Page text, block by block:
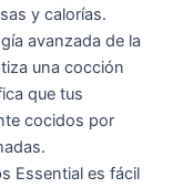
y calorías.
avanzada de la
una cocción
que tus
cocidos por
Essential es fácil